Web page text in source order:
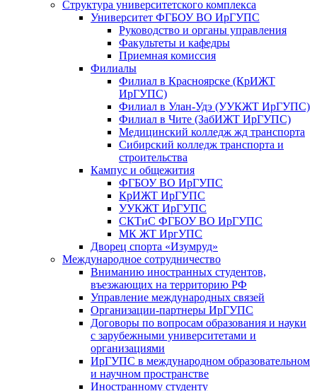
Структура университетского комплекса
Университет ФГБОУ ВО ИрГУПС
Руководство и органы управления
Факультеты и кафедры
Приемная комиссия
Филиалы
Филиал в Красноярске (КрИЖТ
ИрГУПС)
Филиал в Улан-Удэ (УУКЖТ ИрГУПС)
Филиал в Чите (ЗабИЖТ ИрГУПС)
Медицинский колледж жд транспорта
Сибирский колледж транспорта и
строительства
Кампус и общежития
ФГБОУ ВО ИрГУПС
КрИЖТ ИрГУПС
УУКЖТ ИрГУПС
СКТиС ФГБОУ ВО ИрГУПС
МК ЖТ ИргУПС
Дворец спорта «Изумруд»
Международное сотрудничество
Вниманию иностранных студентов,
въезжающих на территорию РФ
Управление международных связей
Организации-партнеры ИрГУПС
Договоры по вопросам образования и науки
с зарубежными университетами и
организациями
ИрГУПС в международном образовательном
и научном пространстве
Иностранному студенту